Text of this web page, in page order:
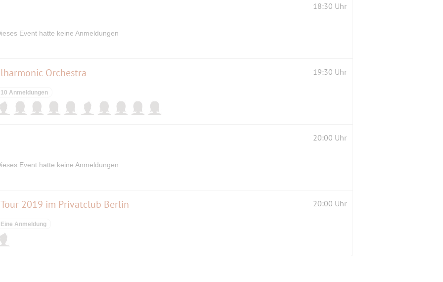
18:30 Uhr
Event hatte keine Anmeldungen
Orchestra 19:30 Uhr
10 Anmeldungen
20:00 Uhr
Event hatte keine Anmeldungen
Tour 2019 im Privatclub Berlin 20:00 Uhr
Eine Anmeldung